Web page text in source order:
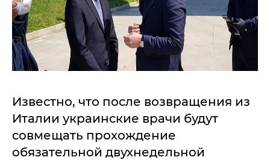
Известно, что после возвращения из
Италии украинские врачи будут
совмещать прохождение
обязательной двухнедельной